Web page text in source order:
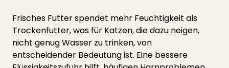
Frisches Futter spendet mehr Feuchtigkeit als
Trockenfutter, was für Katzen, die dazu neigen,
nicht genug Wasser zu trinken, von
entscheidender Bedeutung ist. Eine bessere